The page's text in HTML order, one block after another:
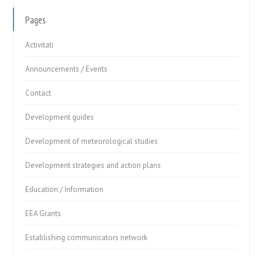
Pages
Activitati
Announcements / Events
Contact
Development guides
Development of meteorological studies
Development strategies and action plans
Education / Information
EEA Grants
Establishing communicators network